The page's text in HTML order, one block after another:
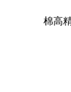
棉高